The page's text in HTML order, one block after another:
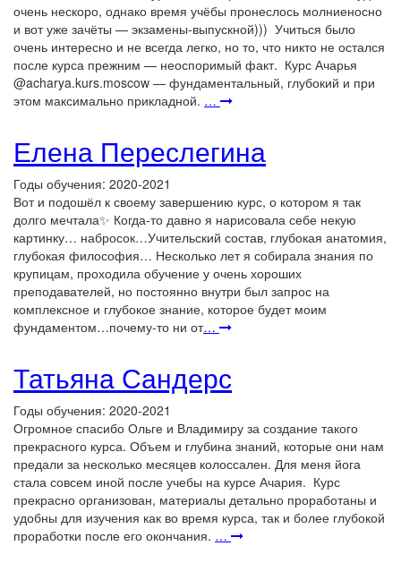
очень нескоро, однако время учёбы пронеслось молниеносно
и вот уже зачёты — экзамены-выпускной))) Учиться было
очень интересно и не всегда легко, но то, что никто не остался
после курса прежним — неоспоримый факт. Курс Ачарья
@acharya.kurs.moscow — фундаментальный, глубокий и при
этом максимально прикладной. …
Елена Переслегина
Годы обучения: 2020-2021
Вот и подошёл к своему завершению курс, о котором я так
долго мечтала✨ Когда-то давно я нарисовала себе некую
картинку… набросок…Учительский состав, глубокая анатомия,
глубокая философия… Несколько лет я собирала знания по
крупицам, проходила обучение у очень хороших
преподавателей, но постоянно внутри был запрос на
комплексное и глубокое знание, которое будет моим
фундаментом…почему-то ни от…
Татьяна Сандерс
Годы обучения: 2020-2021
Огромное спасибо Ольге и Владимиру за создание такого
прекрасного курса. Объем и глубина знаний, которые они нам
предали за несколько месяцев колоссален. Для меня йога
стала совсем иной после учебы на курсе Ачария. Курс
прекрасно организован, материалы детально проработаны и
удобны для изучения как во время курса, так и более глубокой
проработки после его окончания. …